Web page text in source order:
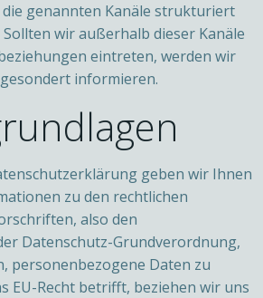
genannten Kanäle strukturiert
wir außerhalb dieser Kanäle
eintreten, werden wir
informieren.
geben wir Ihnen
zu den rechtlichen
also den
Datenschutz-Grundverordnung,
personenbezogene Daten zu
EU-Recht betrifft, beziehen wir uns